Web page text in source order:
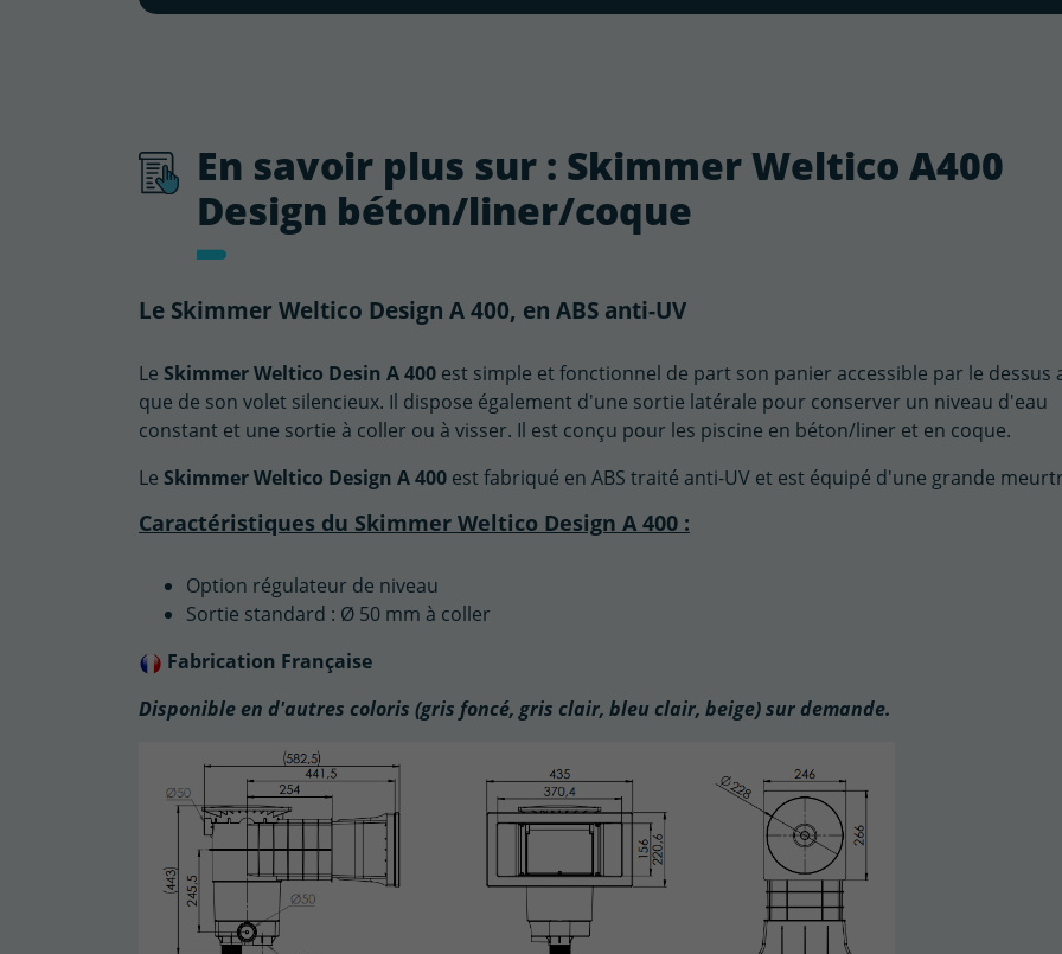
En savoir plus sur : Skimmer Weltico A400
Design béton/liner/coque
Le Skimmer Weltico Design A 400, en ABS anti-UV
Le Skimmer Weltico Desin A 400 est simple et fonctionnel de part son panier accessible par le dessus
que de son volet silencieux. Il dispose également d'une sortie latérale pour conserver un niveau d'eau
constant et une sortie à coller ou à visser. Il est conçu pour les piscine en béton/liner et en coque.
Le Skimmer Weltico Design A 400 est fabriqué en ABS traité anti-UV et est équipé d'une grande
Caractéristiques du Skimmer Weltico Design A 400 :
Option régulateur de niveau
Sortie standard : Ø 50 mm à coller
Fabrication Française
Disponible en d'autres coloris (gris foncé, gris clair, bleu clair, beige) sur demande.